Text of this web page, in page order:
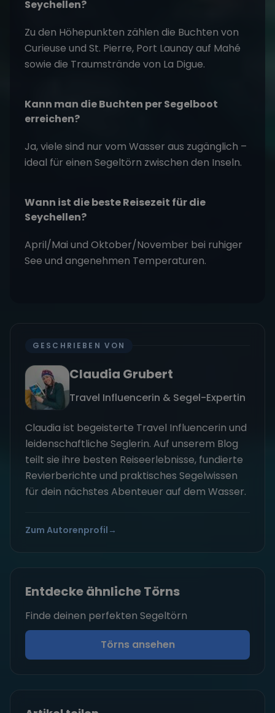
Seychellen?
Zu den Höhepunkten zählen die Buchten von
Curieuse und St. Pierre, Port Launay auf Mahé
sowie die Traumstrände von La Digue.
Kann man die Buchten per Segelboot
erreichen?
Ja, viele sind nur vom Wasser aus zugänglich –
ideal für einen Segeltörn zwischen den Inseln.
Wann ist die beste Reisezeit für die
Seychellen?
April/Mai und Oktober/November bei ruhiger
See und angenehmen Temperaturen.
GESCHRIEBEN VON
Claudia Grubert
Travel Influencerin & Segel-Expertin
Claudia ist begeisterte Travel Influencerin und
leidenschaftliche Seglerin. Auf unserem Blog
teilt sie ihre besten Reiseerlebnisse, fundierte
Revierberichte und praktisches Segelwissen
für dein nächstes Abenteuer auf dem Wasser.
Zum Autorenprofil →
Entdecke ähnliche Törns
Finde deinen perfekten Segeltörn
Törns ansehen